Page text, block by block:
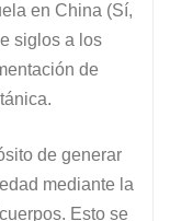
en China (Sí,
siglos a los
de
de generar
mediante la
Esto se